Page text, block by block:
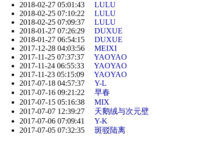
2018-02-27 05:01:43
LULU
2018-02-25 07:10:22
LULU
2018-02-25 07:09:37
LULU
2018-01-27 07:26:29
DUXUE
2018-01-27 06:54:15
DUXUE
2017-12-28 04:03:56
MEIXI
2017-11-25 07:37:37
YAOYAO
2017-11-24 06:55:33
YAOYAO
2017-11-23 05:15:09
YAOYAO
2017-07-18 04:57:37
Y-L
2017-07-16 09:21:22
早春
2017-07-15 05:16:38
MIX
2017-07-07 12:39:27
天鹅绒与次元壁
2017-07-06 07:09:41
Y-K
2017-07-05 07:32:35
斑驳陆离